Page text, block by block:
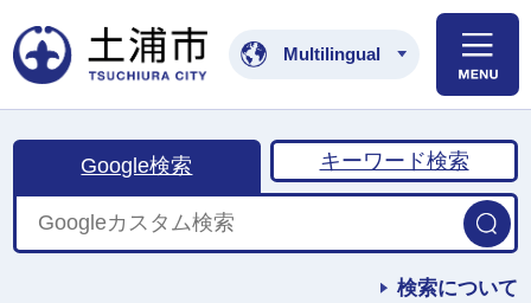
土浦市公式ホームペ
Multilingual
Google検索 キーワード検索
検索について